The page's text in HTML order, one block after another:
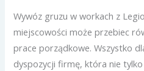
Wywóz gruzu w workach z
miejscowości może przebiec
prace porządkowe. Wszystko
dyspozycji firmę, która nie